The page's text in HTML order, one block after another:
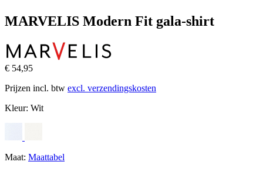
MARVELIS Modern Fit gala-shirt
€ 54,95
Prijzen incl. btw excl. verzendingskosten
Kleur: Wit
Maat: Maattabel